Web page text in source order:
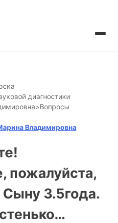
диагностики
>Вопросы
Владимировна
пожалуйста,
Сыну 3.5года.